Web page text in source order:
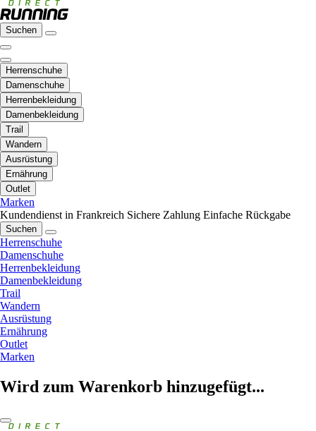
Suchen
Herrenschuhe
Damenschuhe
Herrenbekleidung
Damenbekleidung
Trail
Wandern
Ausrüstung
Ernährung
Outlet
Marken
Kundendienst in Frankreich Sichere Zahlung Einfache Rückgabe
Suchen
Herrenschuhe
Damenschuhe
Herrenbekleidung
Damenbekleidung
Trail
Wandern
Ausrüstung
Ernährung
Outlet
Marken
Wird zum Warenkorb hinzugefügt...